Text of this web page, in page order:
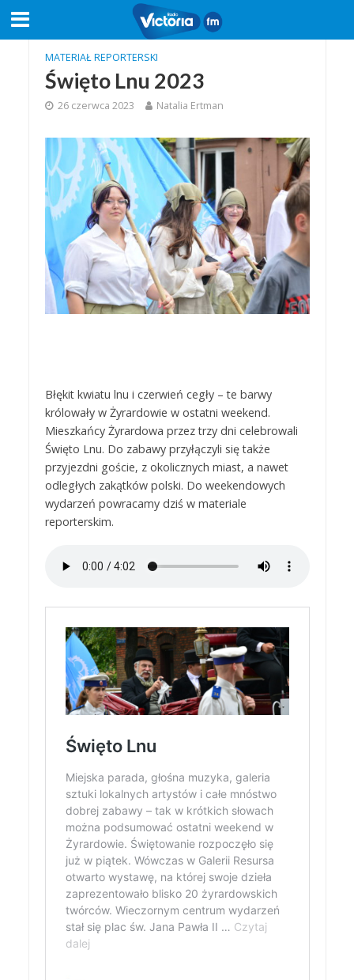
MATERIAŁ REPORTERSKI
Święto Lnu 2023
26 czerwca 2023 Natalia Ertman
Błękit kwiatu lnu i czerwień cegły – te barwy
królowały w Żyrardowie w ostatni weekend.
Mieszkańcy Żyrardowa przez trzy dni celebrowali
Święto Lnu. Do zabawy przyłączyli się także
przyjezdni goście, z okolicznych miast, a nawet
odległych zakątków polski. Do weekendowych
wydarzeń powracamy dziś w materiale
reporterskim.